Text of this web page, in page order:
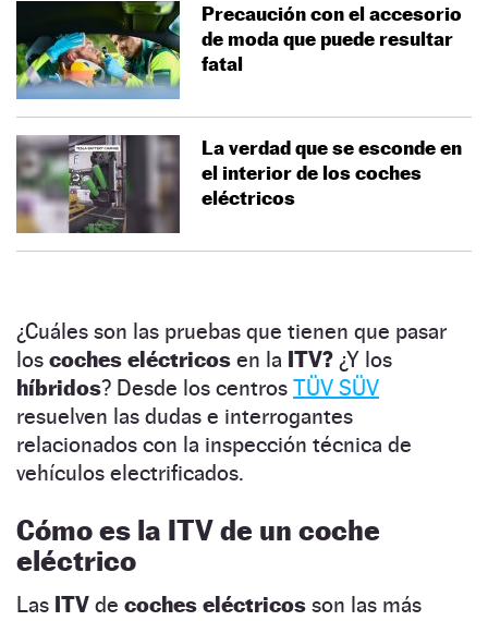
Precaución con el accesorio
de moda que puede resultar
fatal
La verdad que se esconde en
el interior de los coches
eléctricos
¿Cuáles son las pruebas que tienen que pasar
los coches eléctricos en la ITV? ¿Y los
híbridos? Desde los centros TÜV SÜV
resuelven las dudas e interrogantes
relacionados con la inspección técnica de
vehículos electrificados.
Cómo es la ITV de un coche
eléctrico
Las ITV de coches eléctricos son las más